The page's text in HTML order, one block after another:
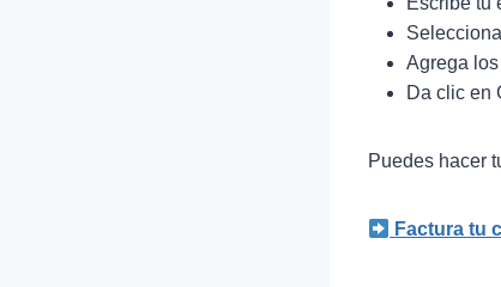
Agrega
Da clic en
Puedes hacer
Factura tu